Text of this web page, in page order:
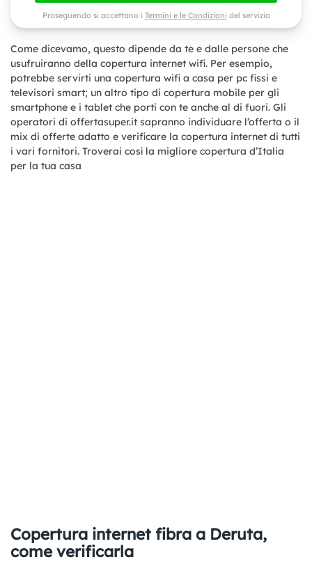
Proseguendo si accettano i Termini e le Condizioni del servizio
Come dicevamo, questo dipende da te e dalle persone che
usufruiranno della copertura internet wifi. Per esempio,
potrebbe servirti una copertura wifi a casa per pc fissi e
televisori smart; un altro tipo di copertura mobile per gli
smartphone e i tablet che porti con te anche al di fuori. Gli
operatori di offertasuper.it sapranno individuare l’offerta o il
mix di offerte adatto e verificare la copertura internet di tutti
i vari fornitori. Troverai così la migliore copertura d’Italia
per la tua casa
Copertura internet fibra a Deruta,
come verificarla